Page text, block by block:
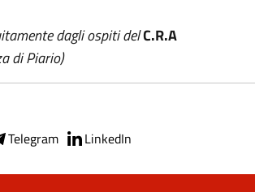
dagli ospiti delC.R.A
di Piario)
Telegram LinkedIn